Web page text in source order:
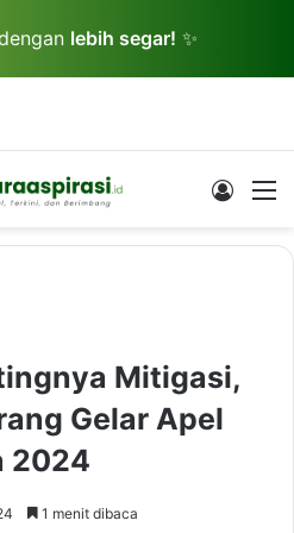
lebih segar! ✨
Log In
Mitigasi,
Gelar Apel
2024
1 menit dibaca